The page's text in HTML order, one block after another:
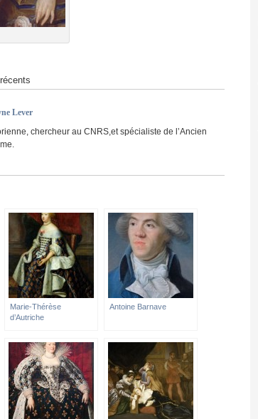
Lever
chercheur au CNRS,et spécialiste de l’Ancien
Marie-Thérèse
d’Autriche
Antoine Barnave